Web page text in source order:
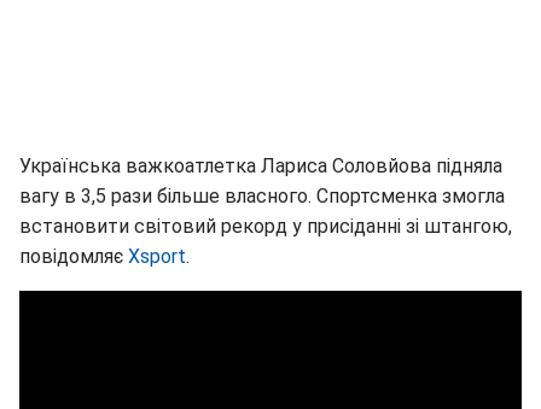
Українська важкоатлетка Лариса Соловйова підняла
вагу в 3,5 рази більше власного. Спортсменка змогла
встановити світовий рекорд у присіданні зі штангою,
повідомляє Xsport.